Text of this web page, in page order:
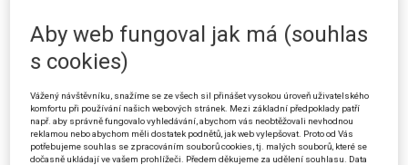
3920/2019
Správní řízení: zadržení řidičského průkazu, řízení motorového
vozidla v době uděleného zákazu
Typ:Rozsudek (SJS)· Pramen: Sb.NSS · Autor:Nejvyšší správní soud -
senát (ostatní)· Vydání:10/2019· Strana:489 · Vztah k předpisu:
361/2000 Sb.: §118b odst.1; 361/2000 Sb.: §118b odst.2; JUD275974CZ
9 As 93/2014 - 27; JUD414038CZ 48 A 79/2016 - 26;
Aby web fungoval jak má (souhlas
s cookies)
Vážený návštěvníku, snažíme se ze všech sil přinášet vysokou úroveň uživatelského
komfortu při používání našich webových stránek. Mezi základní předpoklady patří
např. aby správně fungovalo vyhledávání, abychom vás neobtěžovali nevhodnou
reklamou nebo abychom měli dostatek podnětů, jak web vylepšovat. Proto od Vás
potřebujeme souhlas se zpracováním souborů cookies, tj. malých souborů, které se
dočasně ukládají ve vašem prohlížeči. Předem děkujeme za udělení souhlasu. Data